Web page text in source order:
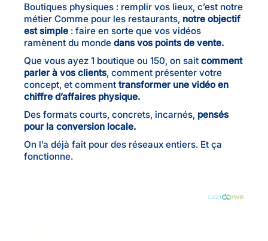
Boutiques physiques : remplir vos lieux, c’est notre
métier Comme pour les restaurants, notre objectif
est simple : faire en sorte que vos vidéos
ramènent du monde dans vos points de vente.
Que vous ayez 1 boutique ou 150, on sait comment
parler à vos clients, comment présenter votre
concept, et comment transformer une vidéo en
chiffre d’affaires physique.
Des formats courts, concrets, incarnés, pensés
pour la conversion locale.
On l’a déjà fait pour des réseaux entiers. Et ça
fonctionne.